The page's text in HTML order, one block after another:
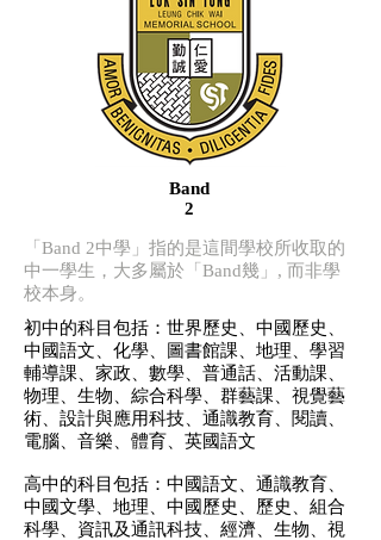
Band
2
「Band 2中學」指的是這間學校所收取的
中一學生，大多屬於「Band幾」, 而非學
校本身。
初中的科目包括：世界歷史、中國歷史、
中國語文、化學、圖書館課、地理、學習
輔導課、家政、數學、普通話、活動課、
物理、生物、綜合科學、群藝課、視覺藝
術、設計與應用科技、通識教育、閱讀、
電腦、音樂、體育、英國語文
高中的科目包括：中國語文、通識教育、
中國文學、地理、中國歷史、歷史、組合
科學、資訊及通訊科技、經濟、生物、視